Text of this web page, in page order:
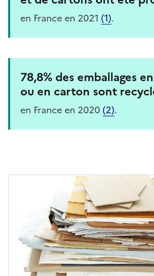
en France en 2021 (1).
78,8% des emballages
ou en carton sont
en France en 2020 (2).